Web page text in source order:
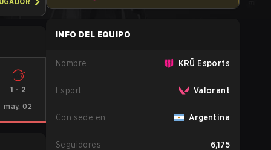
1 - 2
may. 02
INFO DEL EQUIPO
Nombre KRÜ Esports
Esport Valorant
Con sede en Argentina
Seguidores 6,175